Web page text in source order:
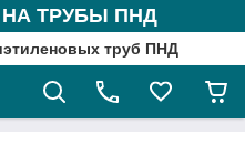
ТРУБЫ ПНД
труб ПНД